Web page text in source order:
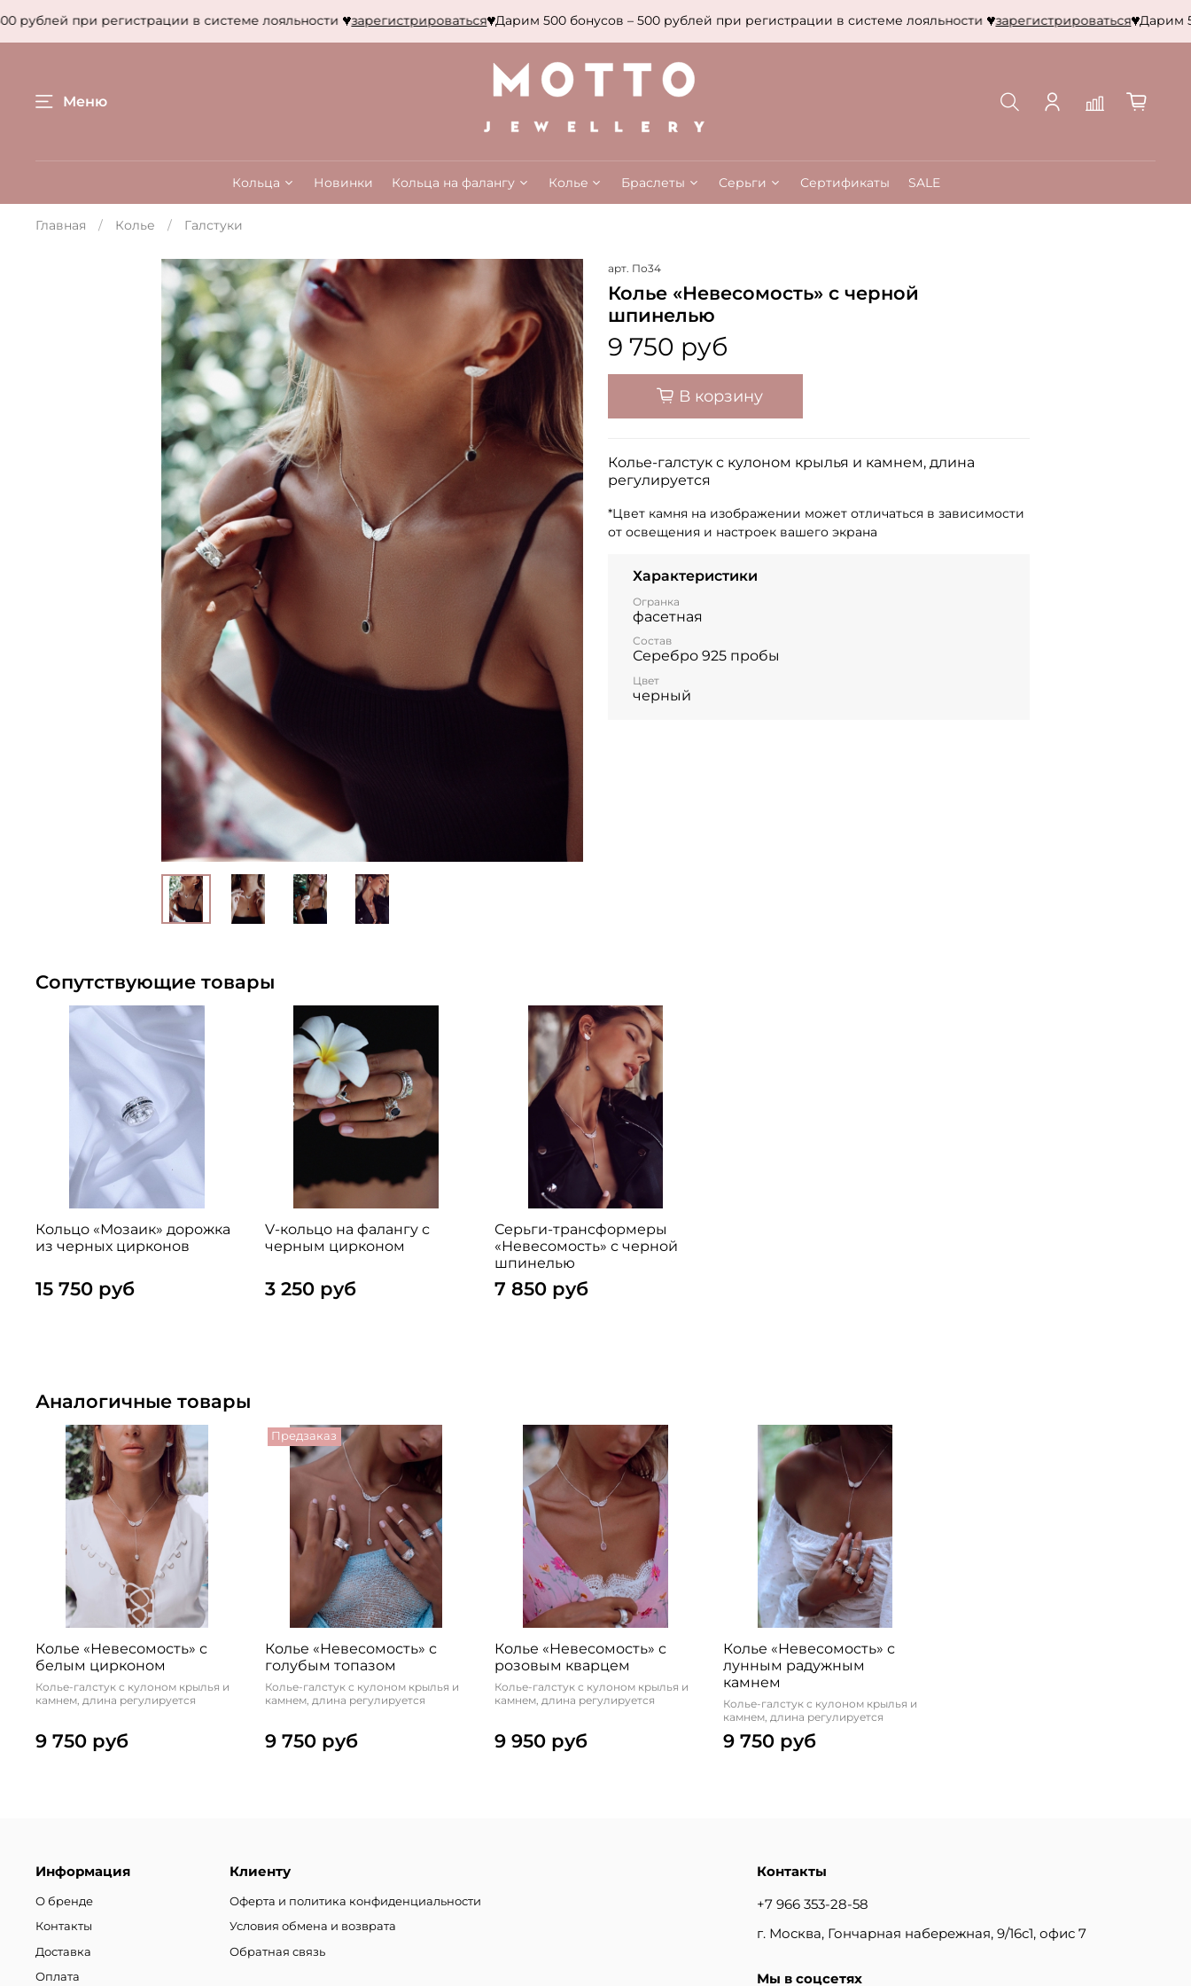
при регистрации в системе лояльности зарегистрироваться Дарим 500 бонусов – 500 рублей при регистрации в системе лояльности зарегистрироваться Дарим 500
Меню
Кольца Новинки Кольца на фалангу Колье Браслеты Серьги Сертификаты SALE
Главная Колье Галстуки
арт. По34
Колье «Невесомость» с черной
шпинелью
9 750 руб
В корзину
Колье-галстук с кулоном крылья и камнем, длина
регулируется
*Цвет камня на изображении может отличаться в зависимости
от освещения и настроек вашего экрана
Характеристики
Огранка
фасетная
Состав
Серебро 925 пробы
Цвет
черный
Сопутствующие товары
Кольцо «Мозаик» дорожка
из черных цирконов
15 750 руб
V-кольцо на фалангу с
черным цирконом
3 250 руб
Серьги-трансформеры
«Невесомость» с черной
шпинелью
7 850 руб
Аналогичные товары
Колье «Невесомость» с
белым цирконом
Колье-галстук с кулоном крылья и
камнем, длина регулируется
9 750 руб
Предзаказ
Колье «Невесомость» с
голубым топазом
Колье-галстук с кулоном крылья и
камнем, длина регулируется
9 750 руб
Колье «Невесомость» с
розовым кварцем
Колье-галстук с кулоном крылья и
камнем, длина регулируется
9 950 руб
Колье «Невесомость» с
лунным радужным
камнем
Колье-галстук с кулоном крылья и
камнем, длина регулируется
9 750 руб
Информация
О бренде
Контакты
Доставка
Оплата
Клиенту
Оферта и политика конфиденциальности
Условия обмена и возврата
Обратная связь
Контакты
+7 966 353-28-58
г. Москва, Гончарная набережная, 9/16с1, офис 7
Мы в соцсетях